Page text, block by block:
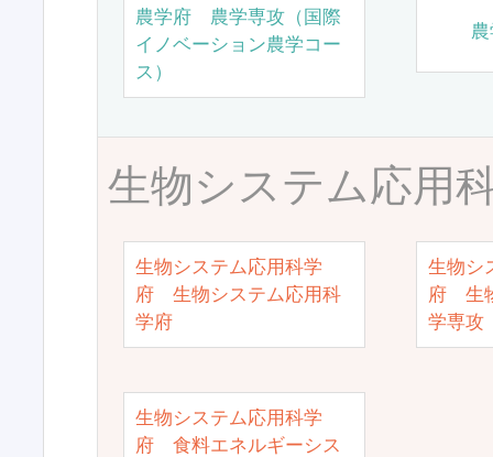
農学府 農学専攻（国際
イノベーション農学コー
ス）
生物システム応用
生物システム応用科学
府 生物システム応用科
学府
生物シ
府 生
学専攻
生物システム応用科学
府 食料エネルギーシス